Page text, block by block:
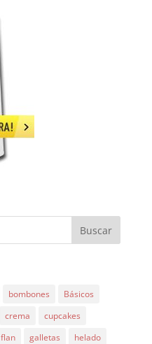
bombones
Básicos
crema
cupcakes
flan galletas
helado